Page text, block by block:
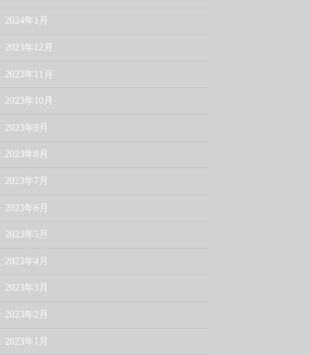
2024年1月
2023年12月
2023年11月
2023年10月
2023年9月
2023年8月
2023年7月
2023年6月
2023年5月
2023年4月
2023年3月
2023年2月
2023年1月